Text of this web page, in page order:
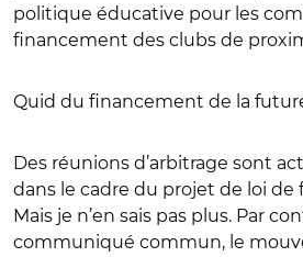
politique éducative pour les
financement des clubs de
Quid du financement de la
Des réunions d’arbitrage sont
dans le cadre du projet de loi de
Mais je n’en sais pas plus. Par
communiqué commun, le